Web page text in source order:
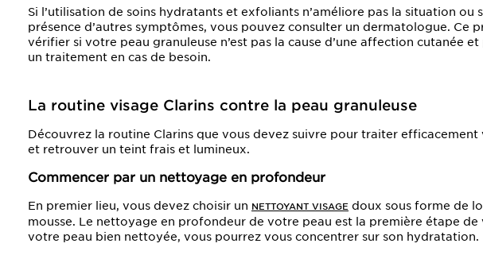
Si l’utilisation de soins hydratants et exfoliants n’améliore pas la situation ou
présence d’autres symptômes, vous pouvez consulter un dermatologue. Ce
vérifier si votre peau granuleuse n’est pas la cause d’une affection cutanée
un traitement en cas de besoin.
La routine visage Clarins contre la peau granuleuse
Découvrez la routine Clarins que vous devez suivre pour traiter efficacement
et retrouver un teint frais et lumineux.
Commencer par un nettoyage en profondeur
En premier lieu, vous devez choisir un NETTOYANT VISAGE doux sous forme de
mousse. Le nettoyage en profondeur de votre peau est la première étape de
votre peau bien nettoyée, vous pourrez vous concentrer sur son hydratation.